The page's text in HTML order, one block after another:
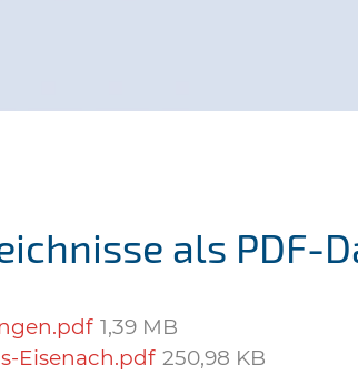
als PDF-
1,39 MB
Eisenach.pdf 250,98 KB